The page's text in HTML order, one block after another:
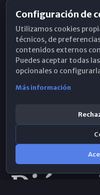
Horarios de Misa
Hemeroteca
WhatsApp
Configuración de
Utilizamos cookies
técnicos, de
contenidos externos
Puedes aceptar todas
opcionales o
Más información